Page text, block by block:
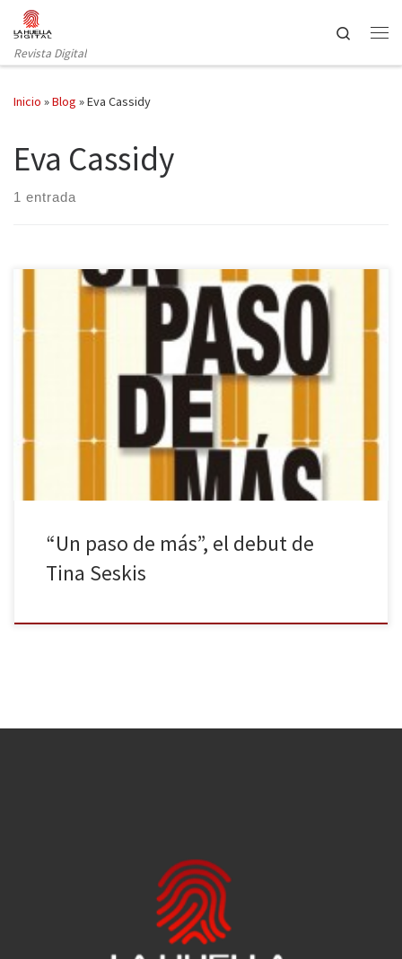
Saltar al contenido
Revista Digital
Search
Inicio »Blog »Eva Cassidy
Eva Cassidy
1 entrada
Suma de Letras nos regala la ópera prima de Tina Seskis, una
novela intrigante e inesperada que escribió para su madre. Es
innegable que el comienzo de Un paso de más de Tina Seskis
recuerda a Perdida (Gone Girl) de Gillian Flynn, recientemente
adaptada a la gran pantalla por David […]
“Un paso de más”, el debut de
Tina Seskis